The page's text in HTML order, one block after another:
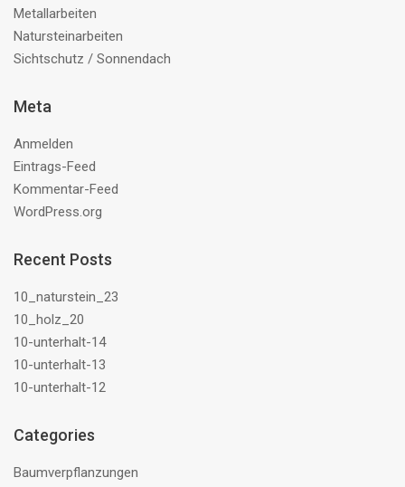
Metallarbeiten
Natursteinarbeiten
Sichtschutz / Sonnendach
Meta
Anmelden
Eintrags-Feed
Kommentar-Feed
WordPress.org
Recent Posts
10_naturstein_23
10_holz_20
10-unterhalt-14
10-unterhalt-13
10-unterhalt-12
Categories
Baumverpflanzungen